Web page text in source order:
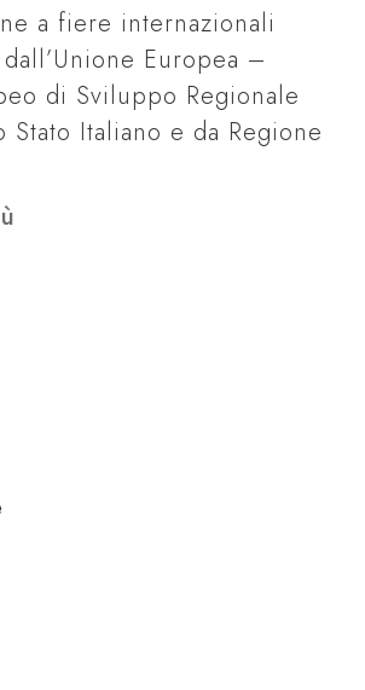
a fiere internazionali
Europea –
di Sviluppo Regionale
Stato Italiano e da Regione